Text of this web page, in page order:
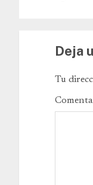
Deja
Tu